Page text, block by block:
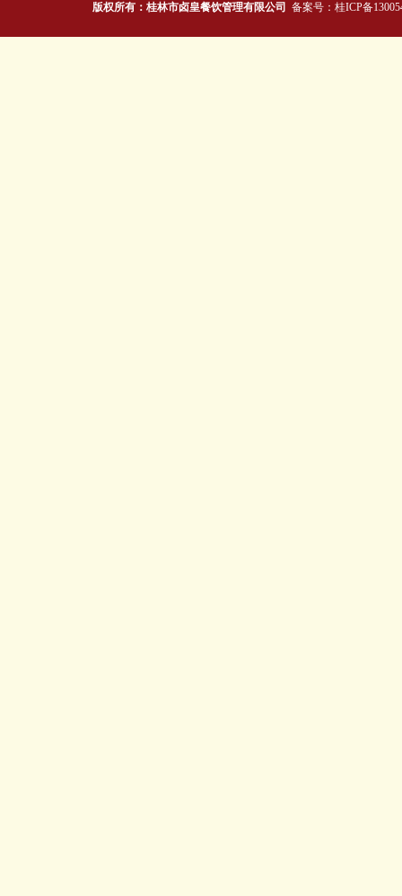
版权所有：桂林市卤皇餐饮管理有限公司
备案号： 桂ICP备